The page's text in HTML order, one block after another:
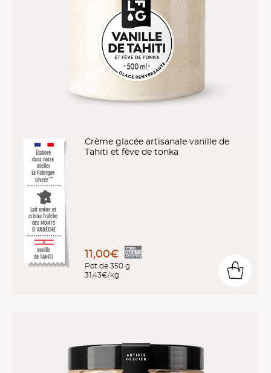
Lait entier et
crème fraîche
des MONTS
D'ARDÈCHE
Vanille
de TAHITI
Élaboré
dans notre
Atelier
La Fabrique
Givrée ™*
Crème glacée artisanale vanille de
Tahiti et fève de tonka
11,00€
Pot de 350 g
31,43€/kg